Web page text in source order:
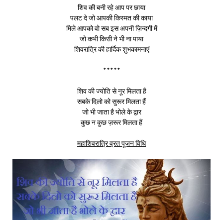
शिव की बनी रहे आप पर छाया
पलट दे जो आपकी किस्मत की काया
मिले आपको वो सब इस अपनी ज़िन्दगी में
जो कभी किसी ने भी ना पाया
शिवरात्रि की हार्दिक शुभकामनाएं
*****
शिव की ज्योति से नूर मिलता है
सबके दिलो को सुरूर मिलता हैं
जो भी जाता है भोले के द्वार
कुछ न कुछ ज़रूर मिलता हैं
महाशिवरात्रि व्रत पूजन विधि